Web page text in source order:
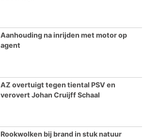
Aanhouding na inrijden met motor op
agent
AZ overtuigt tegen tiental PSV en
verovert Johan Cruijff Schaal
Rookwolken bij brand in stuk natuur